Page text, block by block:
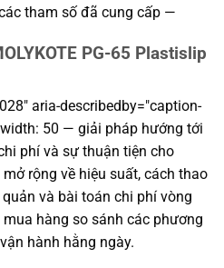
tham số đã cung cấp —
PG-65 Plastislip
aria-describedby="caption-
50 — giải pháp hướng tới
phí và sự thuận tiện cho
rộng về hiệu suất, cách thao
và bài toán chi phí vòng
hàng so sánh các phương
hành hằng ngày.